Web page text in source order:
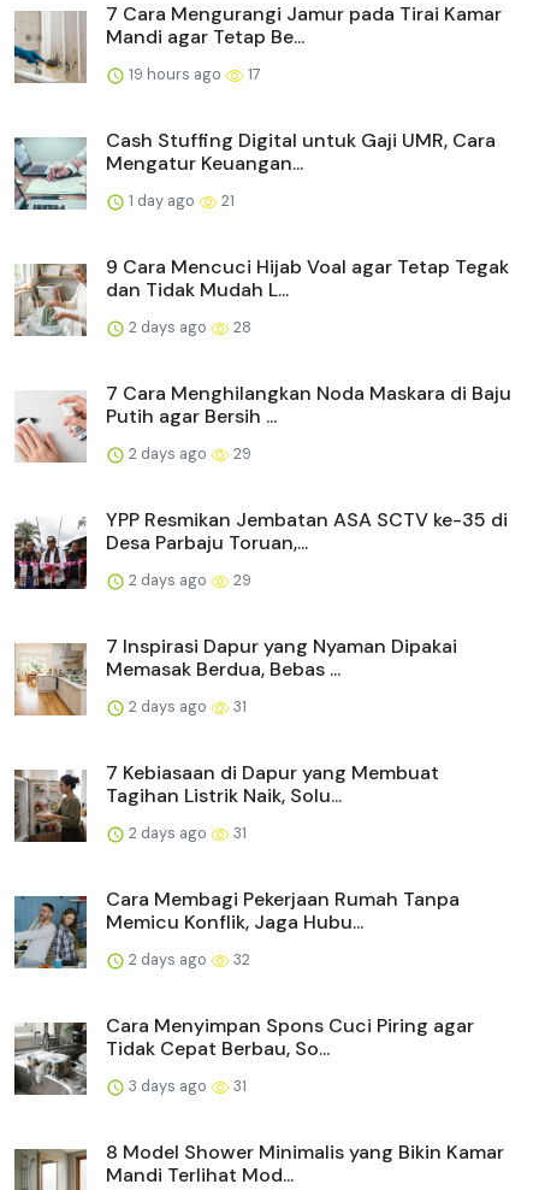
7 Cara Mengurangi Jamur pada Tirai Kamar
Mandi agar Tetap Be...
19 hours ago 17
Cash Stuffing Digital untuk Gaji UMR, Cara
Mengatur Keuangan...
1 day ago 21
9 Cara Mencuci Hijab Voal agar Tetap Tegak
dan Tidak Mudah L...
2 days ago 28
7 Cara Menghilangkan Noda Maskara di Baju
Putih agar Bersih ...
2 days ago 29
YPP Resmikan Jembatan ASA SCTV ke-35 di
Desa Parbaju Toruan,...
2 days ago 29
7 Inspirasi Dapur yang Nyaman Dipakai
Memasak Berdua, Bebas ...
2 days ago 31
7 Kebiasaan di Dapur yang Membuat
Tagihan Listrik Naik, Solu...
2 days ago 31
Cara Membagi Pekerjaan Rumah Tanpa
Memicu Konflik, Jaga Hubu...
2 days ago 32
Cara Menyimpan Spons Cuci Piring agar
Tidak Cepat Berbau, So...
3 days ago 31
8 Model Shower Minimalis yang Bikin Kamar
Mandi Terlihat Mod...